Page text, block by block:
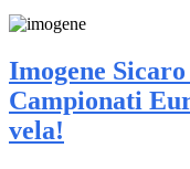
Imogene
Campionati
vela!